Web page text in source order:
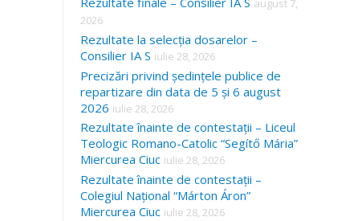
august 7,
2026
Rezultate la selecția dosarelor –
Consilier IA S iulie 28, 2026
Precizări privind ședințele publice de
repartizare din data de 5 și 6 august
2026 iulie 28, 2026
Rezultate înainte de contestații – Liceul
Teologic Romano-Catolic “Segítő Mária”
Miercurea Ciuc iulie 28, 2026
Rezultate înainte de contestații –
Colegiul Național “Márton Áron”
Miercurea Ciuc iulie 28, 2026